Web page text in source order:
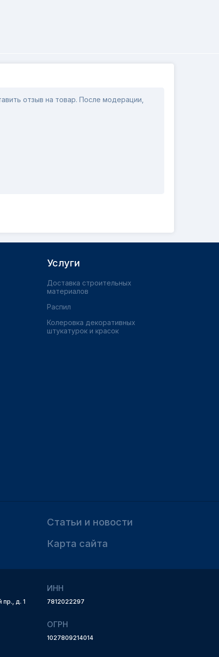
отзыв на товар. После модерации,
Услуги
Доставка строительных
материалов
Распил
Колеровка декоративных
штукатурок и красок
Статьи и новости
Карта сайта
д. 1
ИНН
7812022297
ОГРН
1027809214014